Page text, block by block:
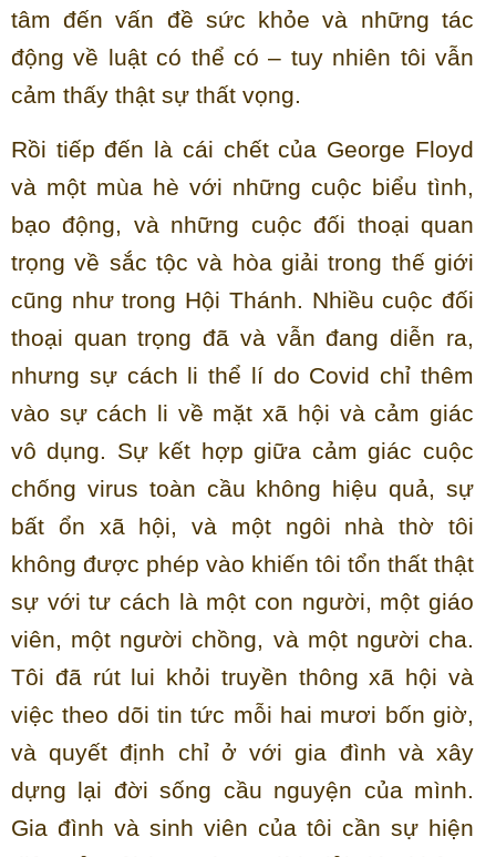
tâm đến vấn đề sức khỏe và những tác
động về luật có thể có – tuy nhiên tôi vẫn
cảm thấy thật sự thất vọng.
Rồi tiếp đến là cái chết của George Floyd
và một mùa hè với những cuộc biểu tình,
bạo động, và những cuộc đối thoại quan
trọng về sắc tộc và hòa giải trong thế giới
cũng như trong Hội Thánh. Nhiều cuộc đối
thoại quan trọng đã và vẫn đang diễn ra,
nhưng sự cách li thể lí do Covid chỉ thêm
vào sự cách li về mặt xã hội và cảm giác
vô dụng. Sự kết hợp giữa cảm giác cuộc
chống virus toàn cầu không hiệu quả, sự
bất ổn xã hội, và một ngôi nhà thờ tôi
không được phép vào khiến tôi tổn thất thật
sự với tư cách là một con người, một giáo
viên, một người chồng, và một người cha.
Tôi đã rút lui khỏi truyền thông xã hội và
việc theo dõi tin tức mỗi hai mươi bốn giờ,
và quyết định chỉ ở với gia đình và xây
dựng lại đời sống cầu nguyện của mình.
Gia đình và sinh viên của tôi cần sự hiện